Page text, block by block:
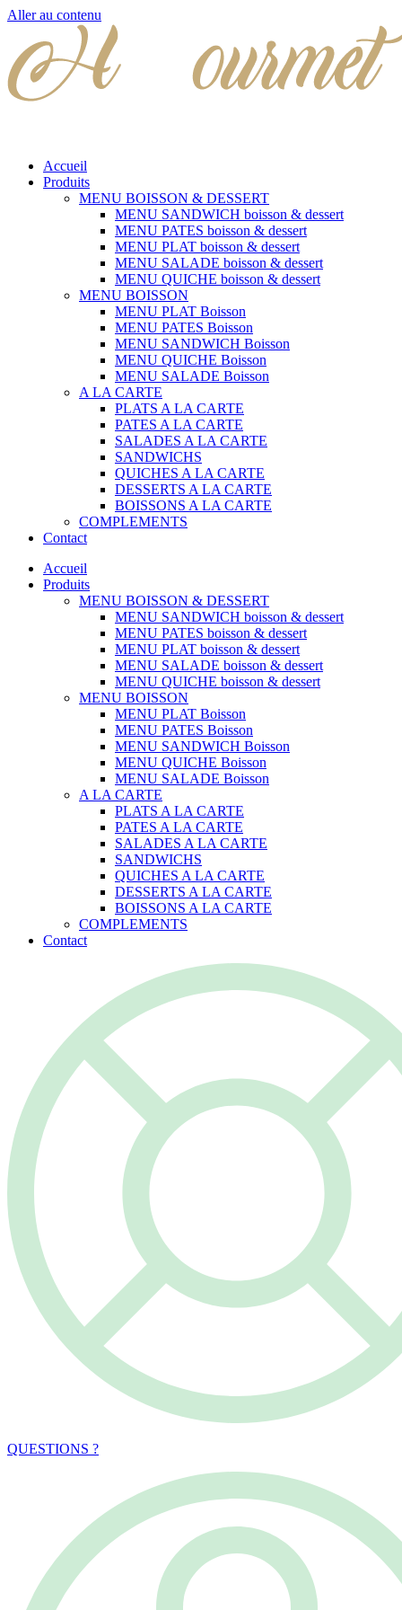
Aller au contenu
Accueil
Produits
MENU BOISSON & DESSERT
MENU SANDWICH boisson & dessert
MENU PATES boisson & dessert
MENU PLAT boisson & dessert
MENU SALADE boisson & dessert
MENU QUICHE boisson & dessert
MENU BOISSON
MENU PLAT Boisson
MENU PATES Boisson
MENU SANDWICH Boisson
MENU QUICHE Boisson
MENU SALADE Boisson
A LA CARTE
PLATS A LA CARTE
PATES A LA CARTE
SALADES A LA CARTE
SANDWICHS
QUICHES A LA CARTE
DESSERTS A LA CARTE
BOISSONS A LA CARTE
COMPLEMENTS
Contact
Accueil
Produits
MENU BOISSON & DESSERT
MENU SANDWICH boisson & dessert
MENU PATES boisson & dessert
MENU PLAT boisson & dessert
MENU SALADE boisson & dessert
MENU QUICHE boisson & dessert
MENU BOISSON
MENU PLAT Boisson
MENU PATES Boisson
MENU SANDWICH Boisson
MENU QUICHE Boisson
MENU SALADE Boisson
A LA CARTE
PLATS A LA CARTE
PATES A LA CARTE
SALADES A LA CARTE
SANDWICHS
QUICHES A LA CARTE
DESSERTS A LA CARTE
BOISSONS A LA CARTE
COMPLEMENTS
Contact
QUESTIONS ?